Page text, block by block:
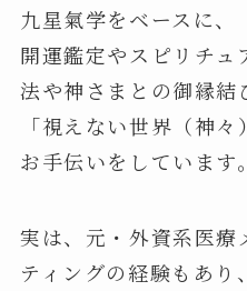
九星氣学をベースに、
開運鑑定やスピリチュ
法や神さまとの御縁結
「視えない世界（神
お手伝いをしています。
実は、元・外資系医療
ティングの経験もあり、